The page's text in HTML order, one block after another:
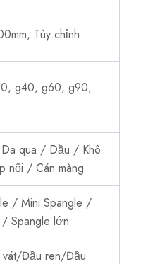
Tùy chỉnh
g40, g60, g90,
qua / Dầu / Khô
nổi / Cán màng
/ Mini Spangle /
Spangle lớn
Đầu ren/Đầu